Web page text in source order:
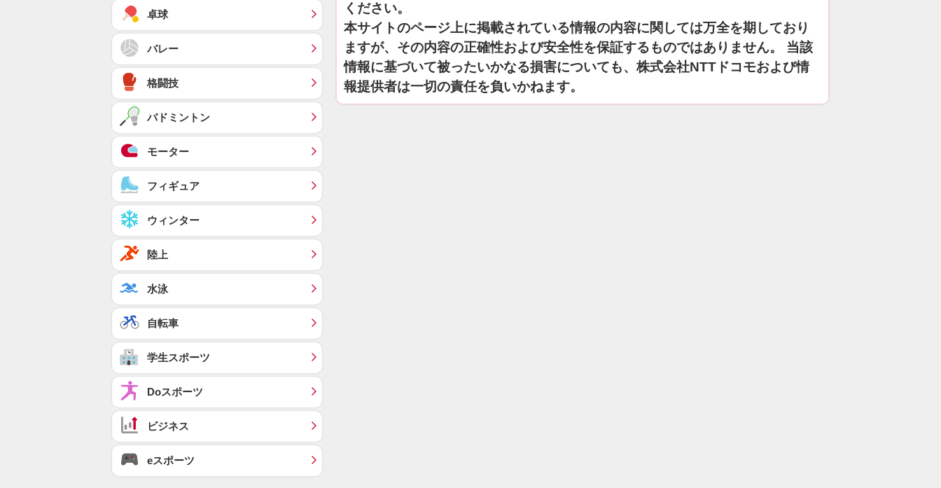
ください。
本サイトのページ上に掲載されている情報の内容に関しては万全を期しており
ますが、その内容の正確性および安全性を保証するものではありません。 当該
情報に基づいて被ったいかなる損害についても、株式会社NTTドコモおよび情
報提供者は一切の責任を負いかねます。
卓球
バレー
格闘技
バドミントン
モーター
フィギュア
ウィンター
陸上
水泳
自転車
学生スポーツ
Doスポーツ
ビジネス
eスポーツ